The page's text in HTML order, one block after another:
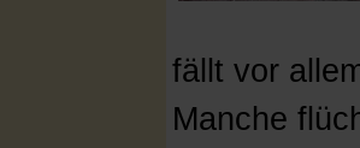
fällt vor
Manche